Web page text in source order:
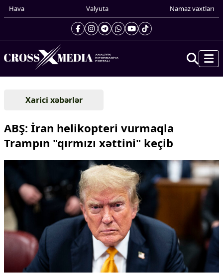
Hava Valyuta Namaz vaxtları
Gündəm
Xarici xəbərlər
Cənubi Qafqaz
Amerika
Asiya
Afrika
Çarpaz baxış
Təhlil
Siyasi
Geosiyasi
Xarici xəbərlər
ABŞ: İran helikopteri vurmaqla
Trampın "qırmızı xəttini" keçib